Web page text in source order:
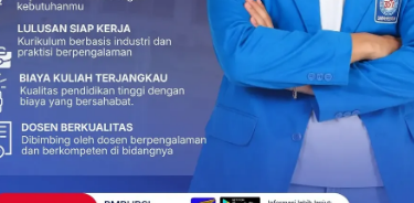
NEXT POST
Kompetensi Global Mahasiswa, UBSI
Gelar Workshop Sertifikasi Python (PCAP)